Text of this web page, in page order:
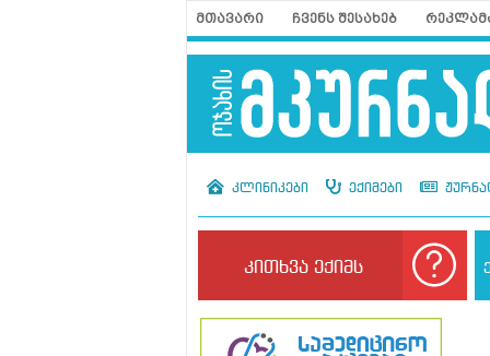
მთავარი ჩვენს შესახებ
კლინიკები ექიმები
კითხვა ექიმს